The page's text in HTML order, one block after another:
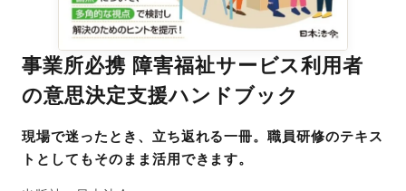
事業所必携 障害福祉サービス利用者
の意思決定支援ハンドブック
現場で迷ったとき、立ち返れる一冊。職員研修のテキス
トとしてもそのまま活用できます。